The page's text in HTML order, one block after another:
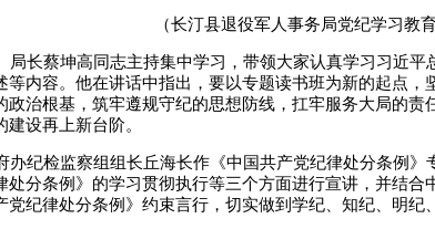
（长汀县退役军人事务局党纪学习教
长蔡坤高同志主持集中学习，带领大家认真学习习近平
内容。他在讲话中指出，要以专题读书班为新的起点，
政治根基，筑牢遵规守纪的思想防线，扛牢服务大局的
设再上新台阶。
纪检监察组组长丘海长作《中国共产党纪律处分条例》
处分条例》的学习贯彻执行等三个方面进行宣讲，并结
纪律处分条例》约束言行，切实做到学纪、知纪、明纪